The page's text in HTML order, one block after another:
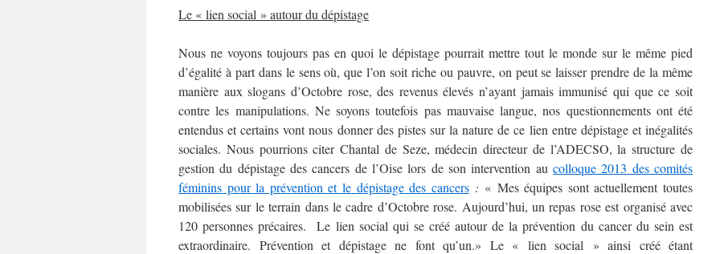
Le « lien social » autour du dépistage
Nous ne voyons toujours pas en quoi le dépistage pourrait mettre tout le monde sur le même pied
d’égalité à part dans le sens où, que l’on soit riche ou pauvre, on peut se laisser prendre de la même
manière aux slogans d’Octobre rose, des revenus élevés n’ayant jamais immunisé qui que ce soit
contre les manipulations. Ne soyons toutefois pas mauvaise langue, nos questionnements ont été
entendus et certains vont nous donner des pistes sur la nature de ce lien entre dépistage et inégalités
sociales. Nous pourrions citer Chantal de Seze, médecin directeur de l’ADECSO, la structure de
gestion du dépistage des cancers de l’Oise lors de son intervention au colloque 2013 des comités
féminins pour la prévention et le dépistage des cancers: « Mes équipes sont actuellement toutes
mobilisées sur le terrain dans le cadre d’Octobre rose. Aujourd’hui, un repas rose est organisé avec
120 personnes précaires. Le lien social qui se créé autour de la prévention du cancer du sein est
extraordinaire. Prévention et dépistage ne font qu’un.» Le « lien social » ainsi créé étant